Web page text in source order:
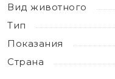
Вид животного
Тип
Показания
Страна